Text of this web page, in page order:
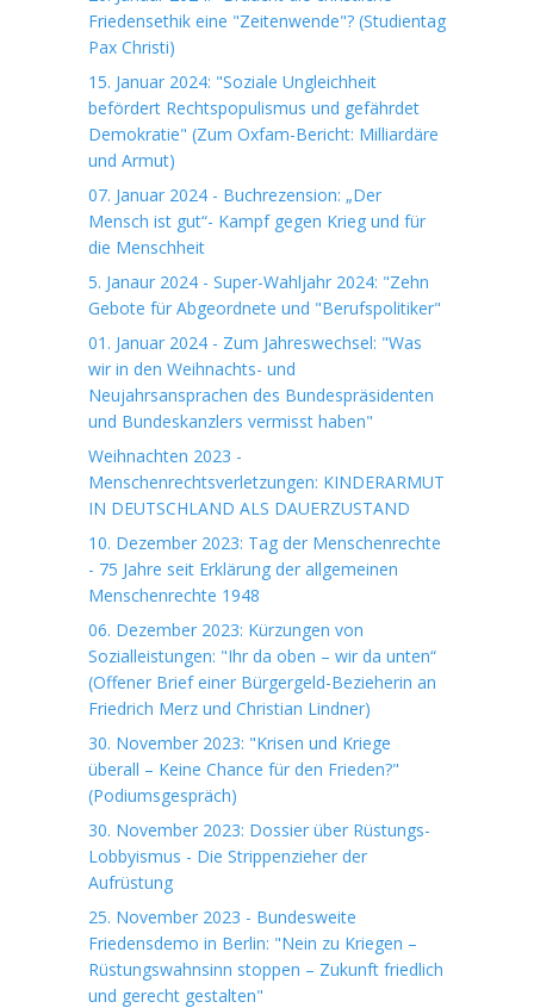
Friedensethik eine "Zeitenwende"? (Studientag
Pax Christi)
15. Januar 2024: "Soziale Ungleichheit
befördert Rechtspopulismus und gefährdet
Demokratie" (Zum Oxfam-Bericht: Milliardäre
und Armut)
07. Januar 2024 - Buchrezension: „Der
Mensch ist gut“- Kampf gegen Krieg und für
die Menschheit
5. Janaur 2024 - Super-Wahljahr 2024: "Zehn
Gebote für Abgeordnete und "Berufspolitiker"
01. Januar 2024 - Zum Jahreswechsel: "Was
wir in den Weihnachts- und
Neujahrsansprachen des Bundespräsidenten
und Bundeskanzlers vermisst haben"
Weihnachten 2023 -
Menschenrechtsverletzungen: KINDERARMUT
IN DEUTSCHLAND ALS DAUERZUSTAND
10. Dezember 2023: Tag der Menschenrechte
- 75 Jahre seit Erklärung der allgemeinen
Menschenrechte 1948
06. Dezember 2023: Kürzungen von
Sozialleistungen: "Ihr da oben – wir da unten“
(Offener Brief einer Bürgergeld-Bezieherin an
Friedrich Merz und Christian Lindner)
30. November 2023: "Krisen und Kriege
überall – Keine Chance für den Frieden?"
(Podiumsgespräch)
30. November 2023: Dossier über Rüstungs-
Lobbyismus - Die Strippenzieher der
Aufrüstung
25. November 2023 - Bundesweite
Friedensdemo in Berlin: "Nein zu Kriegen –
Rüstungswahnsinn stoppen – Zukunft friedlich
und gerecht gestalten"